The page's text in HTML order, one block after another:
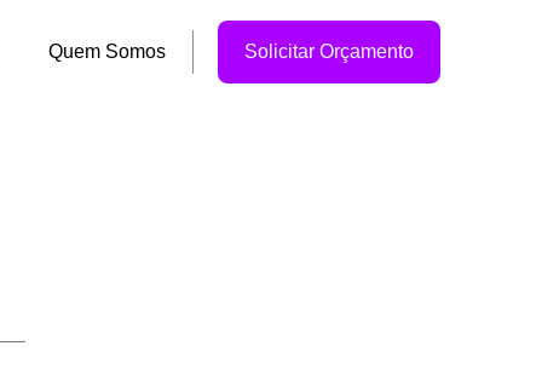
Quem Somos Solicitar Orçamento